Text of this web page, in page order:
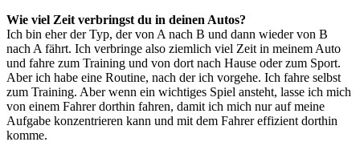
Wie viel Zeit verbringst du in deinen Autos?
Ich bin eher der Typ, der von A nach B und dann wieder von B
nach A fährt. Ich verbringe also ziemlich viel Zeit in meinem Auto
und fahre zum Training und von dort nach Hause oder zum Sport.
Aber ich habe eine Routine, nach der ich vorgehe. Ich fahre selbst
zum Training. Aber wenn ein wichtiges Spiel ansteht, lasse ich mich
von einem Fahrer dorthin fahren, damit ich mich nur auf meine
Aufgabe konzentrieren kann und mit dem Fahrer effizient dorthin
komme.